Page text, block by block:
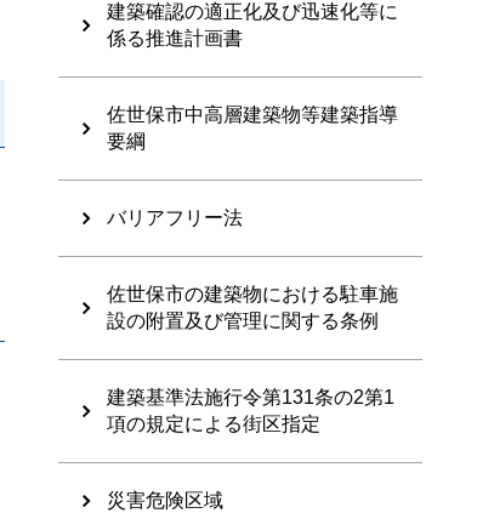
建築確認の適正化及び迅速化等に
係る推進計画書
佐世保市中高層建築物等建築指導
要綱
バリアフリー法
佐世保市の建築物における駐車施
設の附置及び管理に関する条例
建築基準法施行令第131条の2第1
項の規定による街区指定
災害危険区域